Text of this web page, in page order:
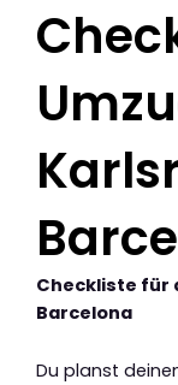
Checkliste für
Barcelona
Du planst